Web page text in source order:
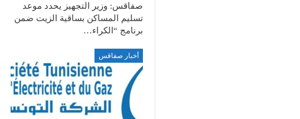
صفاقس: وزير التجهيز يحدد موعد
تسليم المساكن بساقية الزيت ضمن
برنامج “الكراء…
أخبار صفاقس